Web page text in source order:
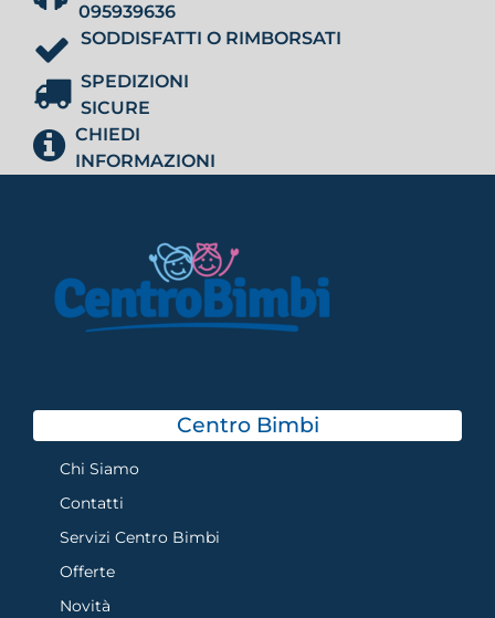
095939636
SODDISFATTI O RIMBORSATI
SPEDIZIONI
SICURE
CHIEDI
INFORMAZIONI
Centro Bimbi
Chi Siamo
Contatti
Servizi Centro Bimbi
Offerte
Novità